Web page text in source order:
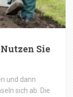
Sie
und dann
sich ab. Die